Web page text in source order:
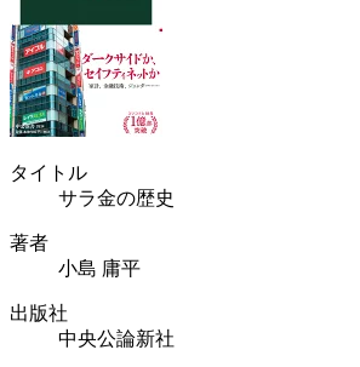
タイトル
サラ金の歴史
著者
小島 庸平
出版社
中央公論新社